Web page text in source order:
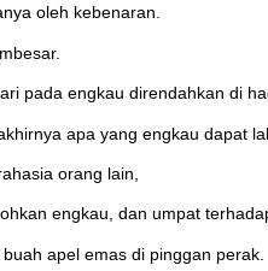
oleh kebenaran.
pada engkau direndahkan di
apa yang engkau dapat
orang lain,
engkau, dan umpat
apel emas di pinggan perak.